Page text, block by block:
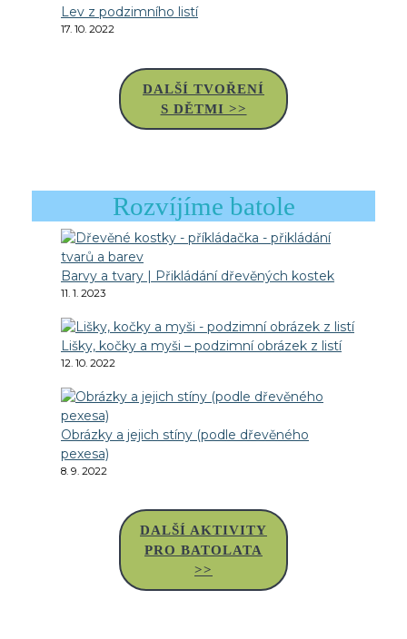
Lev z podzimního listí
17. 10. 2022
DALŠÍ TVOŘENÍ
S DĚTMI >>
Rozvíjíme batole
Barvy a tvary | Přikládání dřevěných kostek
11. 1. 2023
Lišky, kočky a myši – podzimní obrázek z listí
12. 10. 2022
Obrázky a jejich stíny (podle dřevěného
pexesa)
8. 9. 2022
DALŠÍ AKTIVITY
PRO BATOLATA
>>